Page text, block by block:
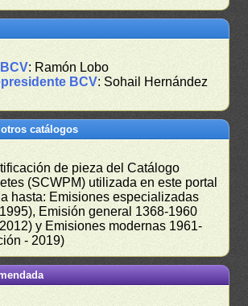
: Ramón Lobo
BCV: Sohail Hernández
catálogos
de pieza del Catálogo
(SCWPM) utilizada en este portal
hasta: Emisiones especializadas
Emisión general 1368-1960
y Emisiones modernas 1961-
- 2019)